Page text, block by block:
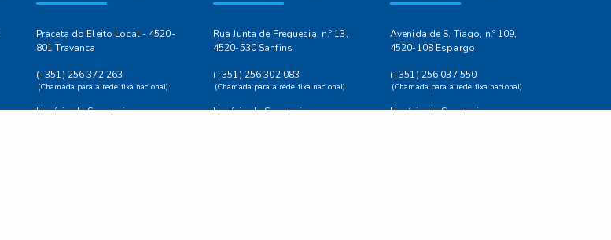
Praceta do Eleito Local - 4520-
801 Travanca
(+351) 256 372 263
(Chamada para a rede fixa nacional)
Horário da Secretaria
Rua Junta de Freguesia, n.º 13,
4520-530 Sanfins
(+351) 256 302 083
(Chamada para a rede fixa nacional)
Horário da Secretaria
Avenida de S. Tiago, n.º 109,
4520-108 Espargo
(+351) 256 037 550
(Chamada para a rede fixa nacional)
Horário da Secretaria